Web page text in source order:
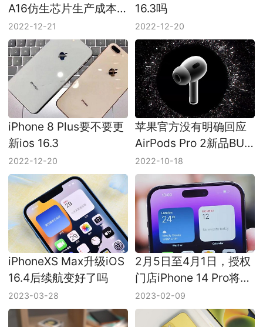
A16仿生芯片生产成本
上升为110美元
2022-12-21
16.3吗
2022-12-20
iPhone 8 Plus要不要更
新ios 16.3
2022-12-20
苹果官方没有明确回应
AirPods Pro 2新品BUG
问题
2022-10-18
iPhoneXS Max升级iOS
16.4后续航变好了吗
2023-03-28
2月5日至4月1日，授权
门店iPhone 14 Pro将全
系降价700元
2023-02-09